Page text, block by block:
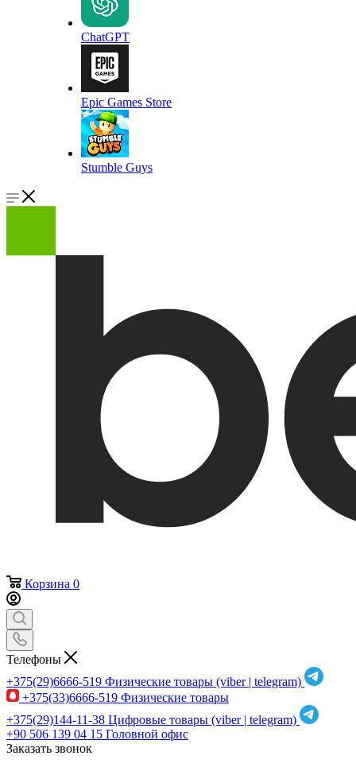
ChatGPT
Epic Games Store
Stumble Guys
Корзина 0
Телефоны
+375(29)6666-519 Физические товары (viber | telegram)
+375(33)6666-519 Физические товары
+375(29)144-11-38 Цифровые товары (viber | telegram)
+90 506 139 04 15 Головной офис
Заказать звонок